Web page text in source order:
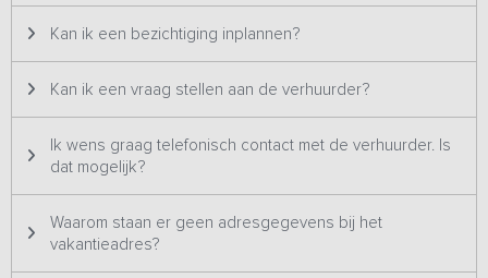
houtgestookte hottub geplaatst, om ’s avonds gezellig samen in te
relaxen onder het genot van een lekker glaasje en de prachtige
schemering. Je kunt gebruik maken van de faciliteiten van het park
zoals het gratis binnenzwembad, voetbalveld, sportschool,
squashbanen, fietsverhuur, broodjesservice, barbecueservice,
Direct naast het park is een buitenzwembad en tennisbaan
gelegen. Een heerlijke plek op slechts 15 minuten met de auto van
Zwolle. Het terrein is autovrij, ideaal voor gezinnen met jonge
kinderen
Kan ik een bezichtiging inplannen?
Kan ik een vraag stellen aan de verhuurder?
Ik wens graag telefonisch contact met de verhuurder. Is
dat mogelijk?
Waarom staan er geen adresgegevens bij het
vakantieadres?